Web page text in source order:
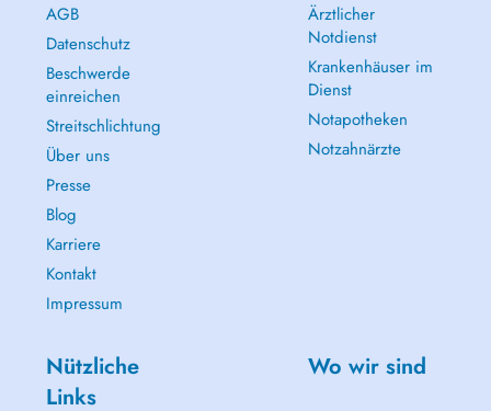
AGB
Datenschutz
Beschwerde
einreichen
Streitschlichtung
Über uns
Presse
Blog
Karriere
Kontakt
Impressum
Ärztlicher
Notdienst
Krankenhäuser im
Dienst
Notapotheken
Notzahnärzte
Nützliche
Links
Wo wir sind